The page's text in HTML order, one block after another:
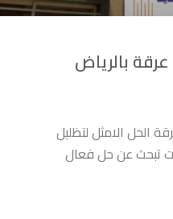
بالرياض
الحل الامثل لتظليل
تبحث عن حل فعال